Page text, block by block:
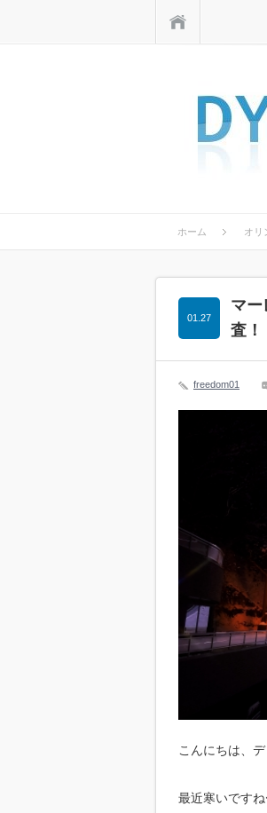
ホーム オリ
マー
査！
01.27
freedom01
こんにちは、デ
最近寒いですね